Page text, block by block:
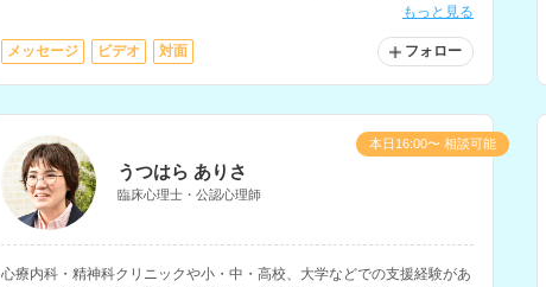
もっと見る
メッセージ ビデオ 対面 フォロー
うつはら ありさ
臨床心理士・公認心理師
心療内科・精神科クリニックや小・中・高校、大学などでの支援経験があ
本日16:00〜 相談可能